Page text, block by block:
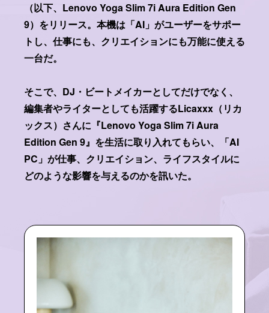
（以下、Lenovo Yoga Slim 7i Aura Edition Gen
9）をリリース。本機は「AI」がユーザーをサポー
トし、仕事にも、クリエイションにも万能に使える
一台だ。
そこで、DJ・ビートメイカーとしてだけでなく、
編集者やライターとしても活躍するLicaxxx（リカ
ックス）さんに『Lenovo Yoga Slim 7i Aura
Edition Gen 9』を生活に取り入れてもらい、「AI
PC」が仕事、クリエイション、ライフスタイルに
どのような影響を与えるのかを訊いた。